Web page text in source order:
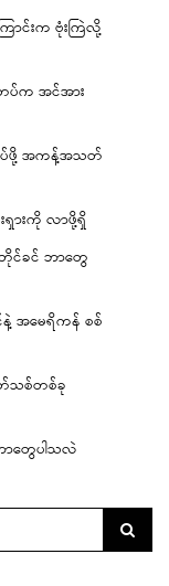
ောင်းက ဗုံးကြဲလို့
ပ်က အင်အား
လုပ်ဖို့ အကန့်အသတ်
းရှားကို လာဖို့ရှိ
င်ခင် ဘာတွေ
နဲ့ အမေရိကန် စစ်
သစ်တစ်ခု
ာတွေပါသလဲ